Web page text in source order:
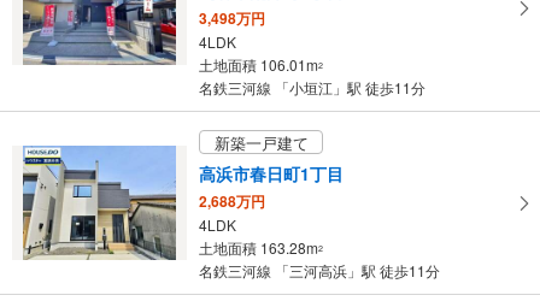
3,498万円
4LDK
土地面積 106.01m2
名鉄三河線 「小垣江」駅 徒歩11分
新築一戸建て
高浜市春日町1丁目
2,688万円
4LDK
土地面積 163.28m2
名鉄三河線 「三河高浜」駅 徒歩11分